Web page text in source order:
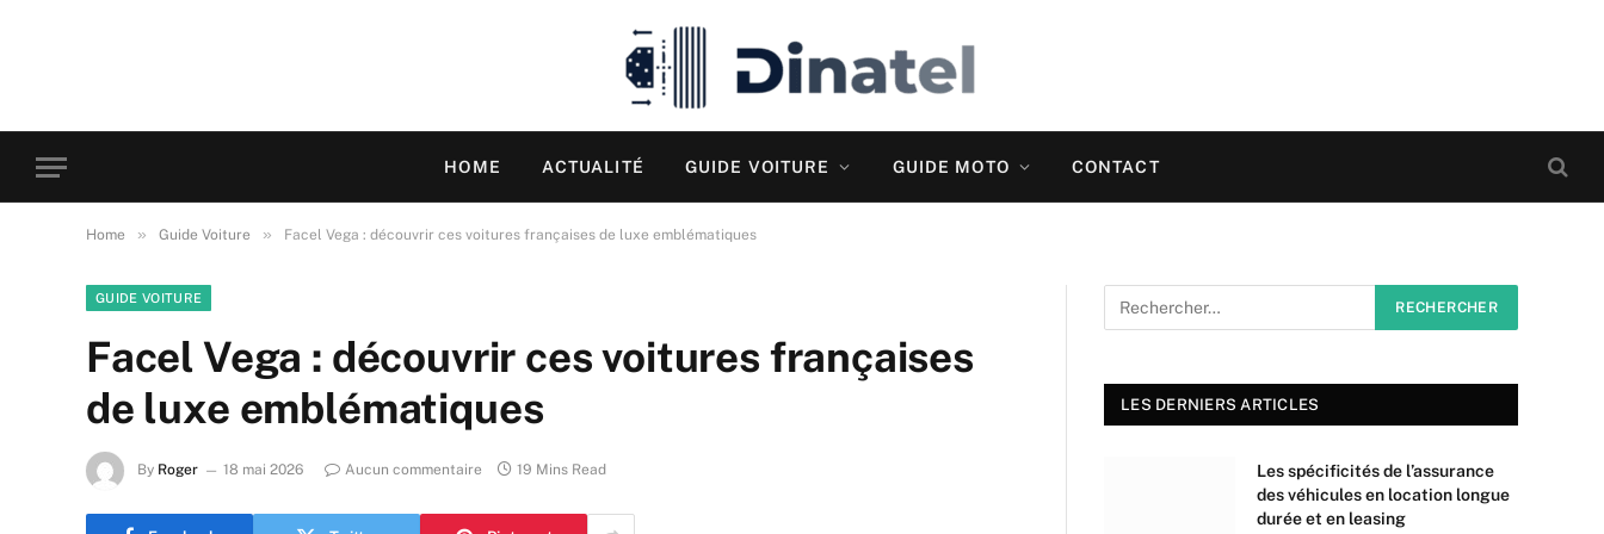
HOME ACTUALITÉ GUIDE VOITURE GUIDE MOTO CONTACT
Home » Guide Voiture » Facel Vega : découvrir ces voitures françaises de luxe emblématiques
GUIDE VOITURE
Facel Vega : découvrir ces voitures françaises
de luxe emblématiques
By Roger 18 mai 2026 Aucun commentaire 19 Mins Read
LES DERNIERS ARTICLES
Les spécificités de l’assurance
des véhicules en location longue
durée et en leasing